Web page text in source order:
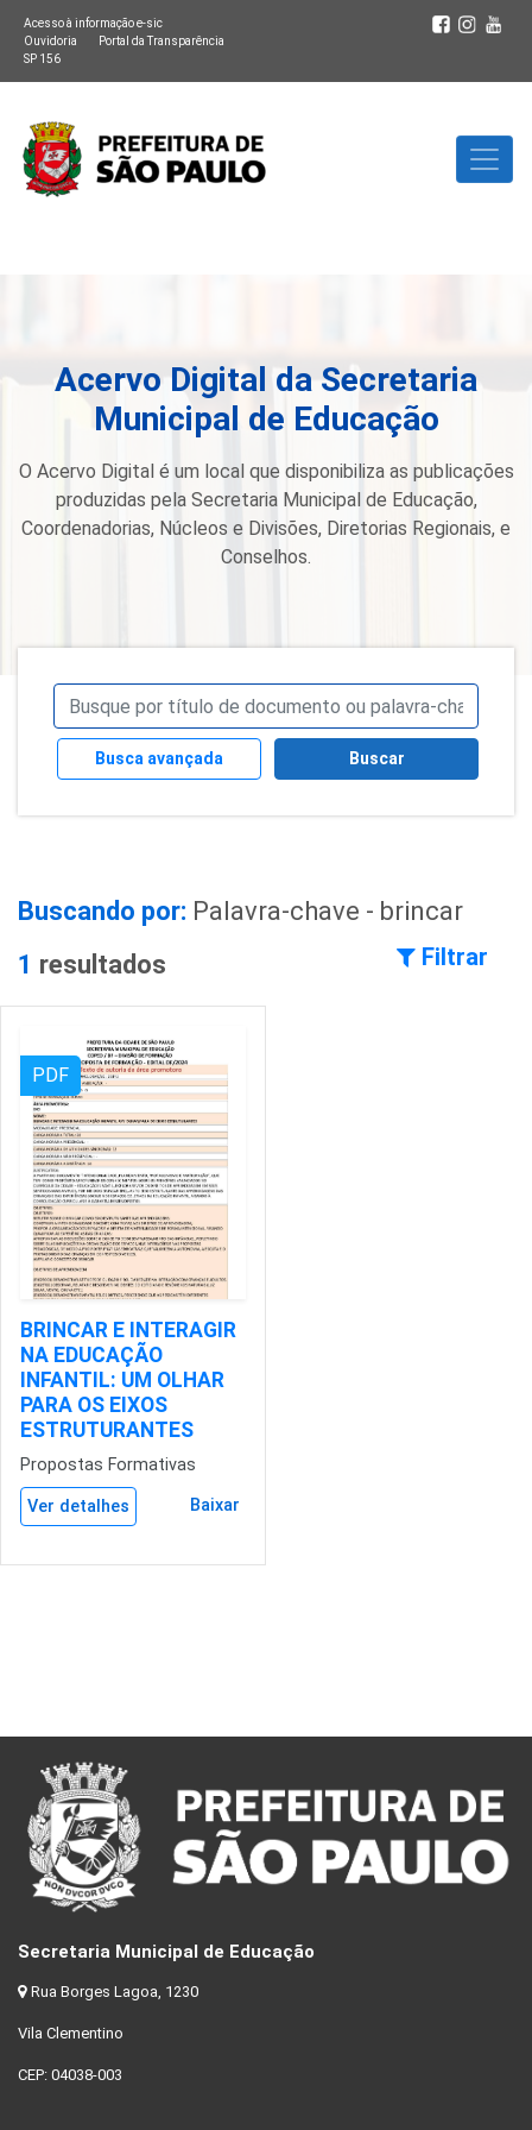
Acesso à informação e-sic
Ouvidoria
Portal da Transparência
SP 156
Acervo Digital da Secretaria
Municipal de Educação
O Acervo Digital é um local que disponibiliza as publicações
produzidas pela Secretaria Municipal de Educação,
Coordenadorias, Núcleos e Divisões, Diretorias Regionais, e
Conselhos.
Busca avançada Buscar
Buscando por: Palavra-chave - brincar
1 resultados Filtrar
PDF
BRINCAR E INTERAGIR
NA EDUCAÇÃO
INFANTIL: UM OLHAR
PARA OS EIXOS
ESTRUTURANTES
Propostas Formativas
Ver detalhes Baixar
Secretaria Municipal de Educação
Rua Borges Lagoa, 1230
Vila Clementino
CEP: 04038-003